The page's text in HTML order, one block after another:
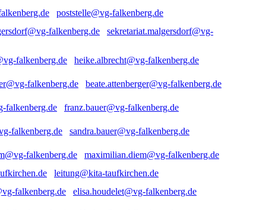
poststelle@vg-falkenberg.de
sekretariat.malgersdorf@vg-
heike.albrecht@vg-falkenberg.de
beate.attenberger@vg-falkenberg.de
franz.bauer@vg-falkenberg.de
sandra.bauer@vg-falkenberg.de
maximilian.diem@vg-falkenberg.de
leitung@kita-taufkirchen.de
elisa.houdelet@vg-falkenberg.de